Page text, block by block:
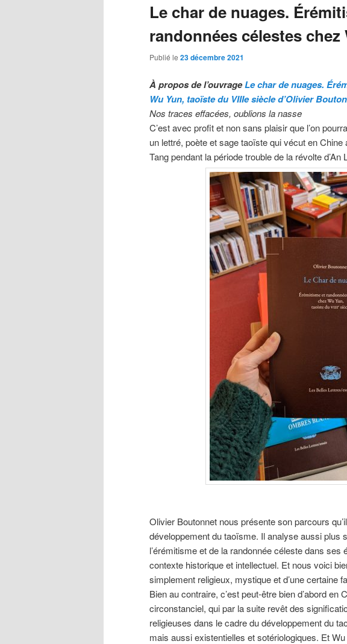
Le char de nuages.
randonnées célestes chez
Publié le 23 décembre 2021
À propos de l’ouvrageLe char de nuages.
Wu Yun, taoïste du VIIIe siècle d’Olivier
Nos traces effacées, oublions la nasse
C’est avec profit et non sans plaisir que l’on
un lettré, poète et sage taoïste qui vécut en
Tang pendant la période trouble de la révolte d’An
Olivier Boutonnet nous présente son parcours
développement du taoïsme. Il analyse aussi plus
l’érémitisme et de la randonnée céleste dans
contexte historique et intellectuel. Et nous voici
simplement religieux, mystique et d’une certaine
Bien au contraire, c’est peut-être bien d’abord en
circonstanciel, qui par la suite revêt des
religieuses dans le cadre du développement du
mais aussi existentielles et sotériologiques. Et